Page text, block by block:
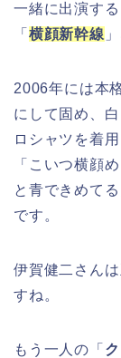
一緒に出演す
「 横顔新幹線
2006年には本
にして固め、
ロシャツを着
「こいつ横顔
と青できめて
です。
伊賀健二さん
すね。
もう一人の「